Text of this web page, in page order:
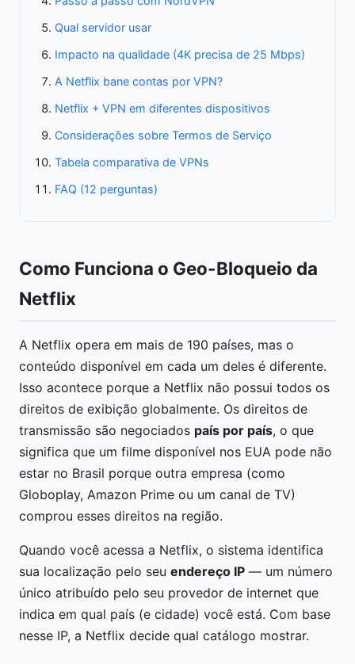
Qual servidor usar
Impacto na qualidade (4K precisa de 25 Mbps)
A Netflix bane contas por VPN?
Netflix + VPN em diferentes dispositivos
Considerações sobre Termos de Serviço
Tabela comparativa de VPNs
FAQ (12 perguntas)
Como Funciona o Geo-Bloqueio da
Netflix
A Netflix opera em mais de 190 países, mas o
conteúdo disponível em cada um deles é diferente.
Isso acontece porque a Netflix não possui todos os
direitos de exibição globalmente. Os direitos de
transmissão são negociados país por país, o que
significa que um filme disponível nos EUA pode não
estar no Brasil porque outra empresa (como
Globoplay, Amazon Prime ou um canal de TV)
comprou esses direitos na região.
Quando você acessa a Netflix, o sistema identifica
sua localização pelo seu endereço IP — um número
único atribuído pelo seu provedor de internet que
indica em qual país (e cidade) você está. Com base
nesse IP, a Netflix decide qual catálogo mostrar.